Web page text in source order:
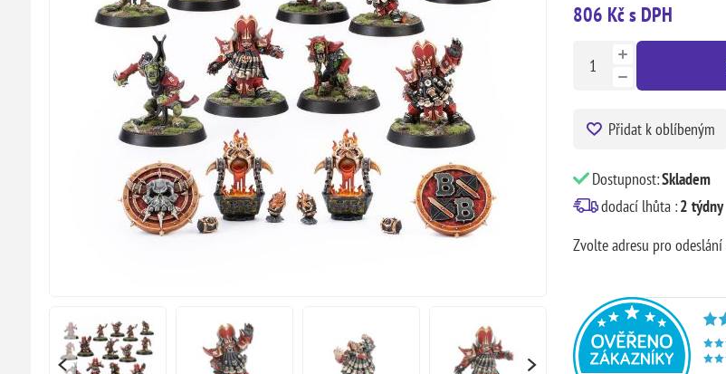
806 Kč s DPH
Přidat k oblíbeným
Dostupnost:Skladem
dodací lhůta :2 týdny
Zvolte adresu pro odeslání